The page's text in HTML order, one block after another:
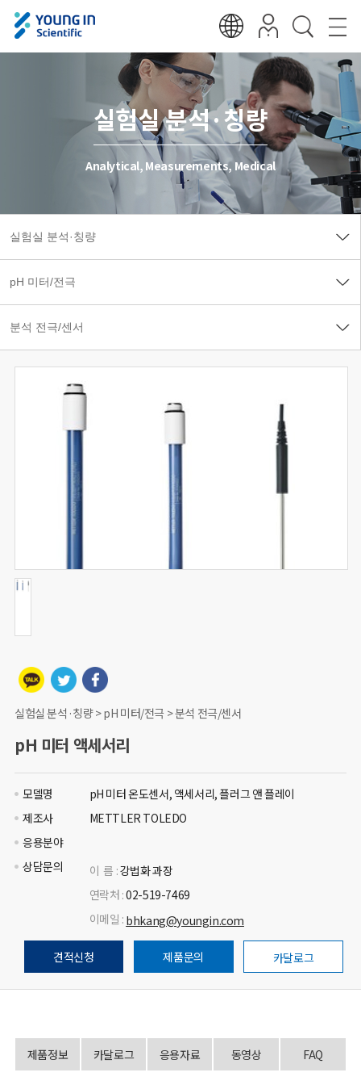
실험실 분석·칭량
Analytical, Measurements, Medical
실험실 분석·칭량 > pH 미터/전극 > 분석 전극/센서
pH 미터 액세서리
모델명
pH 미터 온도센서, 액세서리, 플러그 앤 플레이
제조사
METTLER TOLEDO
응용분야
상담문의
이 름 :강법화 과장
연락처 :02-519-7469
이메일 : bhkang@youngin.com
견적신청 제품문의 카달로그
제품정보 카달로그 응용자료 동영상 FAQ